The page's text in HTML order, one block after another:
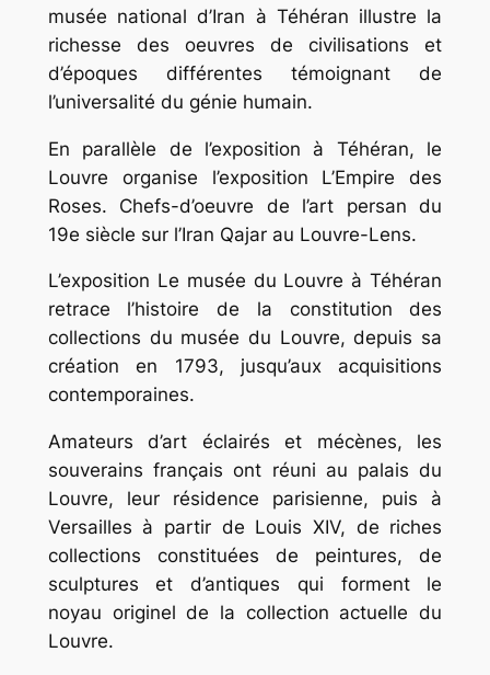
musée national d’Iran à Téhéran illustre la
richesse des oeuvres de civilisations et
d’époques différentes témoignant de
l’universalité du génie humain.
En parallèle de l’exposition à Téhéran, le
Louvre organise l’exposition L’Empire des
Roses. Chefs-d’oeuvre de l’art persan du
19e siècle sur l’Iran Qajar au Louvre-Lens.
L’exposition Le musée du Louvre à Téhéran
retrace l’histoire de la constitution des
collections du musée du Louvre, depuis sa
création en 1793, jusqu’aux acquisitions
contemporaines.
Amateurs d’art éclairés et mécènes, les
souverains français ont réuni au palais du
Louvre, leur résidence parisienne, puis à
Versailles à partir de Louis XIV, de riches
collections constituées de peintures, de
sculptures et d’antiques qui forment le
noyau originel de la collection actuelle du
Louvre.